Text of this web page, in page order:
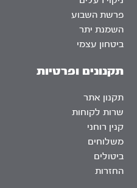
פרשת השבוע
השמנת יתר
ביטחון עצמי
תקנונים ופרטיות
תקנון אתר
שרות לקוחות
קנין רוחני
משלוחים
ביטולים
החזרות